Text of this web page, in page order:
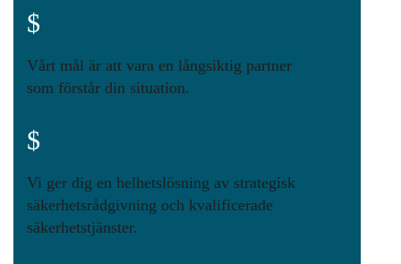
$
Vårt mål är att vara en långsiktig partner
som förstår din situation.
$
Vi ger dig en helhetslösning av strategisk
säkerhetsrådgivning och kvalificerade
säkerhetstjänster.